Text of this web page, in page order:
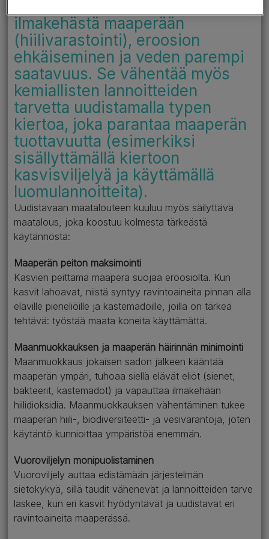
ilmakehästä maaperään
(hiilivarastointi), eroosion
ehkäiseminen ja veden parempi
saatavuus. Se vähentää myös
kemiallisten lannoitteiden
tarvetta uudistamalla typen
kiertoa, joka parantaa maaperän
tuottavuutta (esimerkiksi
sisällyttämällä kiertoon
kasvisviljelyä ja käyttämällä
luomulannoitteita).
Uudistavaan maatalouteen kuuluu myös säilyttävä
maatalous, joka koostuu kolmesta tärkeästä
käytännöstä:
Maaperän peiton maksimointi
Kasvien peittämä maaperä suojaa eroosiolta. Kun
kasvit lahoavat, niistä syntyy ravintoaineita pinnan alla
eläville pieneliöille ja kastemadoille, joilla on tärkeä
tehtävä: työstää maata koneita käyttämättä.
Maanmuokkauksen ja maaperän häirinnän minimointi
Maanmuokkaus jokaisen sadon jälkeen kääntää
maaperän ympäri, tuhoaa siellä elävät eliöt (sienet,
bakteerit, kastemadot) ja vapauttaa ilmakehään
hiilidioksidia. Maanmuokkauksen vähentäminen tukee
maaperän hiili-, biodiversiteetti- ja vesivarantoja, joten
käytäntö kunnioittaa ympäristöä enemmän.
Vuoroviljelyn monipuolistaminen
Vuoroviljely auttaa edistämään järjestelmän
sietokykyä, sillä taudit vähenevät ja lannoitteiden tarve
laskee, kun eri kasvit hyödyntävät ja uudistavat eri
ravintoaineita maaperässä.